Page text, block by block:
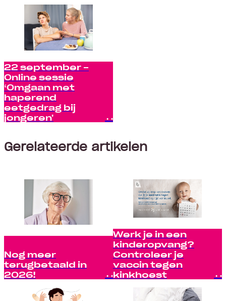
22 september -
Online sessie
‘Omgaan met
haperend
eetgedrag bij
jongeren'
Gerelateerde artikelen
Nog meer
terugbetaald in
2026!
Werk je in een
kinderopvang?
Controleer je
vaccin tegen
kinkhoest